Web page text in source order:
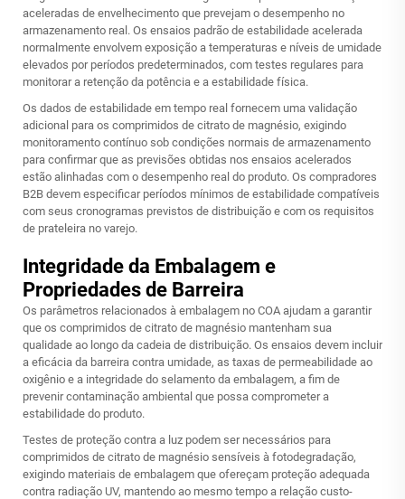
aceleradas de envelhecimento que prevejam o desempenho no
armazenamento real. Os ensaios padrão de estabilidade acelerada
normalmente envolvem exposição a temperaturas e níveis de umidade
elevados por períodos predeterminados, com testes regulares para
monitorar a retenção da potência e a estabilidade física.
Os dados de estabilidade em tempo real fornecem uma validação
adicional para os comprimidos de citrato de magnésio, exigindo
monitoramento contínuo sob condições normais de armazenamento
para confirmar que as previsões obtidas nos ensaios acelerados
estão alinhadas com o desempenho real do produto. Os compradores
B2B devem especificar períodos mínimos de estabilidade compatíveis
com seus cronogramas previstos de distribuição e com os requisitos
de prateleira no varejo.
Integridade da Embalagem e
Propriedades de Barreira
Os parâmetros relacionados à embalagem no COA ajudam a garantir
que os comprimidos de citrato de magnésio mantenham sua
qualidade ao longo da cadeia de distribuição. Os ensaios devem incluir
a eficácia da barreira contra umidade, as taxas de permeabilidade ao
oxigênio e a integridade do selamento da embalagem, a fim de
prevenir contaminação ambiental que possa comprometer a
estabilidade do produto.
Testes de proteção contra a luz podem ser necessários para
comprimidos de citrato de magnésio sensíveis à fotodegradação,
exigindo materiais de embalagem que ofereçam proteção adequada
contra radiação UV, mantendo ao mesmo tempo a relação custo-